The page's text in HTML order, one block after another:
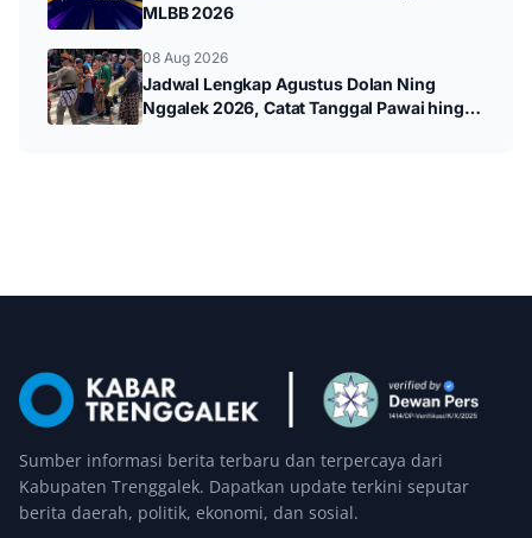
MLBB 2026
08 Aug 2026
Jadwal Lengkap Agustus Dolan Ning
Nggalek 2026, Catat Tanggal Pawai hingga
Sumber informasi berita terbaru dan terpercaya dari
Kabupaten Trenggalek. Dapatkan update terkini seputar
berita daerah, politik, ekonomi, dan sosial.